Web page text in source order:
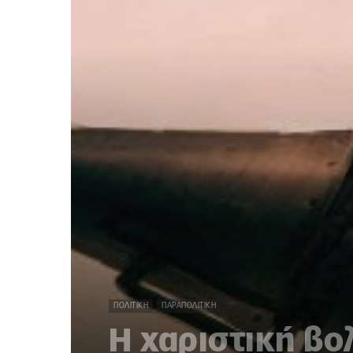
ΠΟΛΙΤΙΚΉ ΠΑΡΑΠΟΛΙΤΙΚΉ
Η χαριστική